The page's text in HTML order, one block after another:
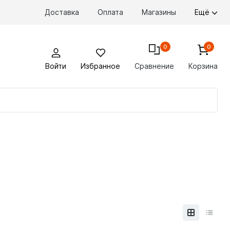
Доставка Оплата Магазины Ещё
Войти Избранное Сравнение
0
Корзина
0